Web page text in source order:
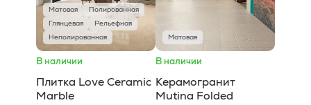
Матовая
Полированная
Глянцевая
Рельефная
Неполированная
В наличии
Плитка Love Ceramic
Marble
Матовая
В наличии
Керамогранит
Mutina Folded